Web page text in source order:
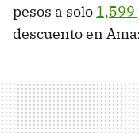
pesos a solo 1,599
descuento en